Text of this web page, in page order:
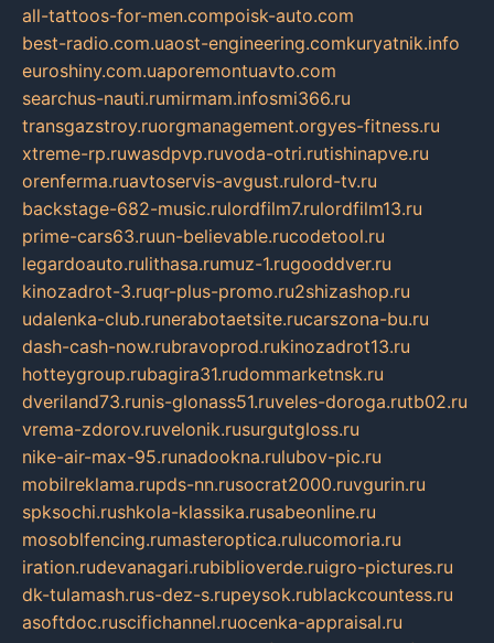
all-tattoos-for-men.compoisk-auto.com
best-radio.com.uaost-engineering.comkuryatnik.info
euroshiny.com.uaporemontuavto.com
searchus-nauti.rumirmam.infosmi366.ru
transgazstroy.ruorgmanagement.orgyes-fitness.ru
xtreme-rp.ruwasdpvp.ruvoda-otri.rutishinapve.ru
orenferma.ruavtoservis-avgust.rulord-tv.ru
backstage-682-music.rulordfilm7.rulordfilm13.ru
prime-cars63.ruun-believable.rucodetool.ru
legardoauto.rulithasa.rumuz-1.rugooddver.ru
kinozadrot-3.ruqr-plus-promo.ru2shizashop.ru
udalenka-club.runerabotaetsite.rucarszona-bu.ru
dash-cash-now.rubravoprod.rukinozadrot13.ru
hotteygroup.rubagira31.rudommarketnsk.ru
dveriland73.runis-glonass51.ruveles-doroga.rutb02.ru
vrema-zdorov.ruvelonik.rusurgutgloss.ru
nike-air-max-95.runadookna.rulubov-pic.ru
mobilreklama.rupds-nn.rusocrat2000.ruvgurin.ru
spksochi.rushkola-klassika.rusabeonline.ru
mosoblfencing.rumasteroptica.rulucomoria.ru
iration.rudevanagari.rubiblioverde.ruigro-pictures.ru
dk-tulamash.rus-dez-s.rupeysok.rublackcountess.ru
asoftdoc.ruscifichannel.ruocenka-appraisal.ru